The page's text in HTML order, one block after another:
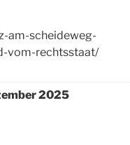
am-scheideweg-
vom-rechtsstaat/
2025